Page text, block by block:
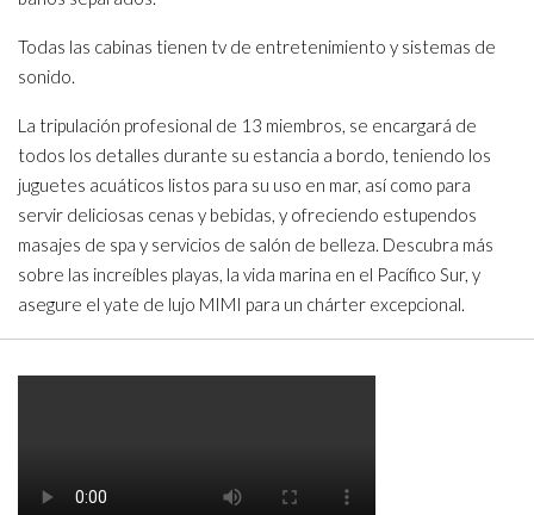
Todas las cabinas tienen tv de entretenimiento y sistemas de
sonido.
La tripulación profesional de 13 miembros, se encargará de
todos los detalles durante su estancia a bordo, teniendo los
juguetes acuáticos listos para su uso en mar, así como para
servir deliciosas cenas y bebidas, y ofreciendo estupendos
masajes de spa y servicios de salón de belleza. Descubra más
sobre las increíbles playas, la vida marina en el Pacífico Sur, y
asegure el yate de lujo MIMI para un chárter excepcional.